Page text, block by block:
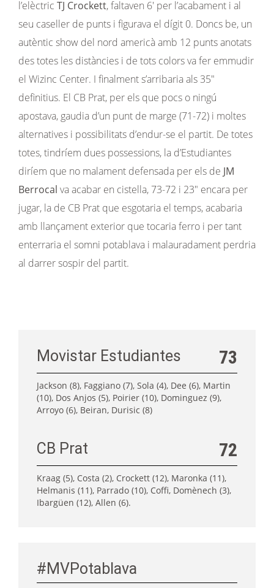
l’elèctric TJ Crockett, faltaven 6′ per l’acabament i al
seu caseller de punts i figurava el dígit 0. Doncs be, un
autèntic show del nord americà amb 12 punts anotats
des totes les distàncies i de tots colors va fer emmudir
el Wizinc Center. I finalment s’arribaria als 35″
definitius. El CB Prat, per els que pocs o ningú
apostava, gaudia d’un punt de marge (71-72) i moltes
alternatives i possibilitats d’endur-se el partit. De totes
totes, tindríem dues possessions, la d’Estudiantes
diríem que no malament defensada per els de JM
Berrocal va acabar en cistella, 73-72 i 23″ encara per
jugar, la de CB Prat que esgotaria el temps, acabaria
amb llançament exterior que tocaria ferro i per tant
enterraria el somni potablava i malauradament perdria
al darrer sospir del partit.
Movistar Estudiantes 73
Jackson (8), Faggiano (7), Sola (4), Dee (6), Martin
(10), Dos Anjos (5), Poirier (10), Dominguez (9),
Arroyo (6), Beiran, Durisic (8)
CB Prat 72
Kraag (5), Costa (2), Crockett (12), Maronka (11),
Helmanis (11), Parrado (10), Coffi, Domènech (3),
Ibargüen (12), Allen (6).
#MVPotablava